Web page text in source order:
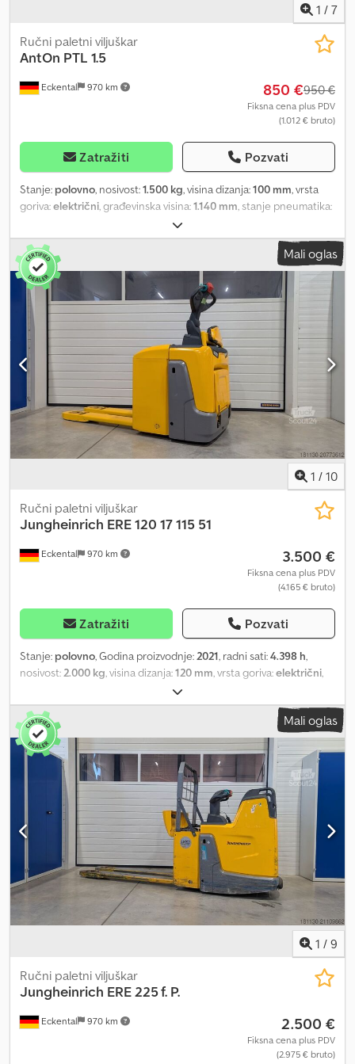
1 / 7
Eckental 970 km
Ručni paletni viljuškar
AntOn PTL 1.5
850 €950 €
Fiksna cena plus PDV
(1.012 € bruto)
Zatražiti Pozvati
Stanje: polovno, nosivost:1.500 kg, visina dizanja:100 mm, vrsta
goriva:električni, građevinska visina:1.140 mm, stanje pneumatika:
, prazna masa vozila:112 kg
boja:ostalo, Posebna oprema: tandem točkovi za opterećenje
Djdpszcgp Aefx Af Ujkr
Mali oglas
1 / 10
Eckental 970 km
Ručni paletni viljuškar
Jungheinrich ERE 120 17 115 51
3.500 €
Fiksna cena plus PDV
(4.165 € bruto)
Zatražiti Pozvati
Stanje: polovno, Godina proizvodnje:2021, radni sati:4.398 h,
nosivost:2.000 kg, visina dizanja:120 mm, vrsta goriva:električni,
50 procenat, prazna masa vozila:
ukupna dužina:1.919 mm, boja:ostalo, Posebna oprema: početno
podizanje, litij-jonska tehnologija. Opis posebne opreme: mini
displej, pristup putem numeričkog koda, električno upravljanje,
tandem točkovi za opterećenje, ručka upravljiva sa svih strana.
Opis: Pregled i novi UVV. Dodox H T Dpjpfx Af Uskr
Mali oglas
1 / 9
Eckental 970 km
Ručni paletni viljuškar
Jungheinrich ERE 225 f. P.
2.500 €
Fiksna cena plus PDV
(2.975 € bruto)